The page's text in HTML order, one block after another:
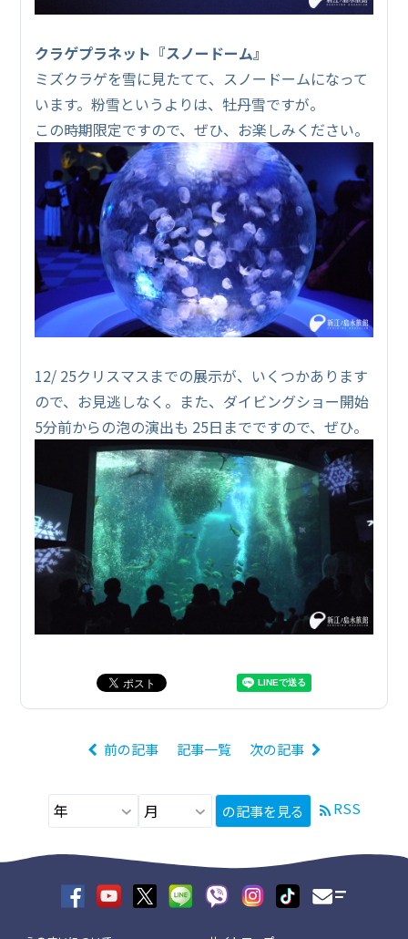
クラゲプラネット『スノードーム』
ミズクラゲを雪に見たてて、スノードームになって
います。粉雪というよりは、牡丹雪ですが。
この時期限定ですので、ぜひ、お楽しみください。
12/ 25クリスマスまでの展示が、いくつかあります
ので、お見逃しなく。また、ダイビングショー開始
5分前からの泡の演出も 25日までですので、ぜひ。
前の記事 記事一覧 次の記事
の記事を見る RSS